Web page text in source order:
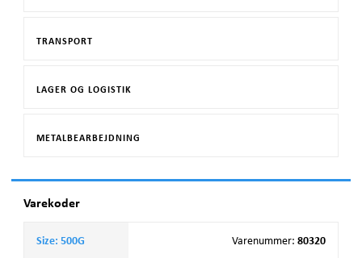
TRANSPORT
LAGER OG LOGISTIK
METALBEARBEJDNING
Varekoder
Size: 500G Varenummer: 80320